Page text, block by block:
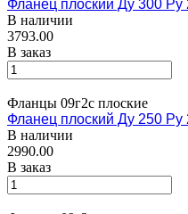
Фланец плоский Ду 300 Ру
В наличии
3793.00
В заказ
Фланцы 09г2с плоские
Фланец плоский Ду 250 Ру
В наличии
2990.00
В заказ